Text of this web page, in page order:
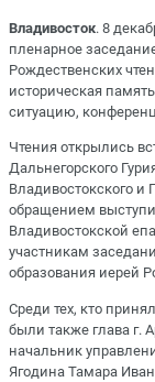
Владивосток. 8
пленарное
Рождественских
историческая
ситуацию,
Чтения открылись
Дальнегорского
Владивостокского
обращением
Владивостокской
участникам
образования иерей
Среди тех, кто
были также глава г.
начальник
Ягодина Тамара